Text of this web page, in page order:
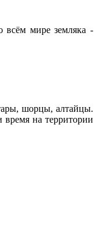
всём мире земляка -
шорцы, алтайцы.
на территории